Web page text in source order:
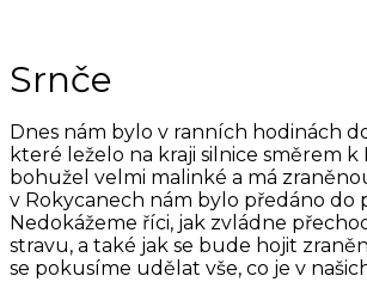
Srnče
Dnes nám bylo v ranních hodinách
které leželo na kraji silnice směrem k
bohužel velmi malinké a má
v Rokycanech nám bylo předáno do
Nedokážeme říci, jak zvládne
stravu, a také jak se bude hojit
se pokusíme udělat vše, co je v